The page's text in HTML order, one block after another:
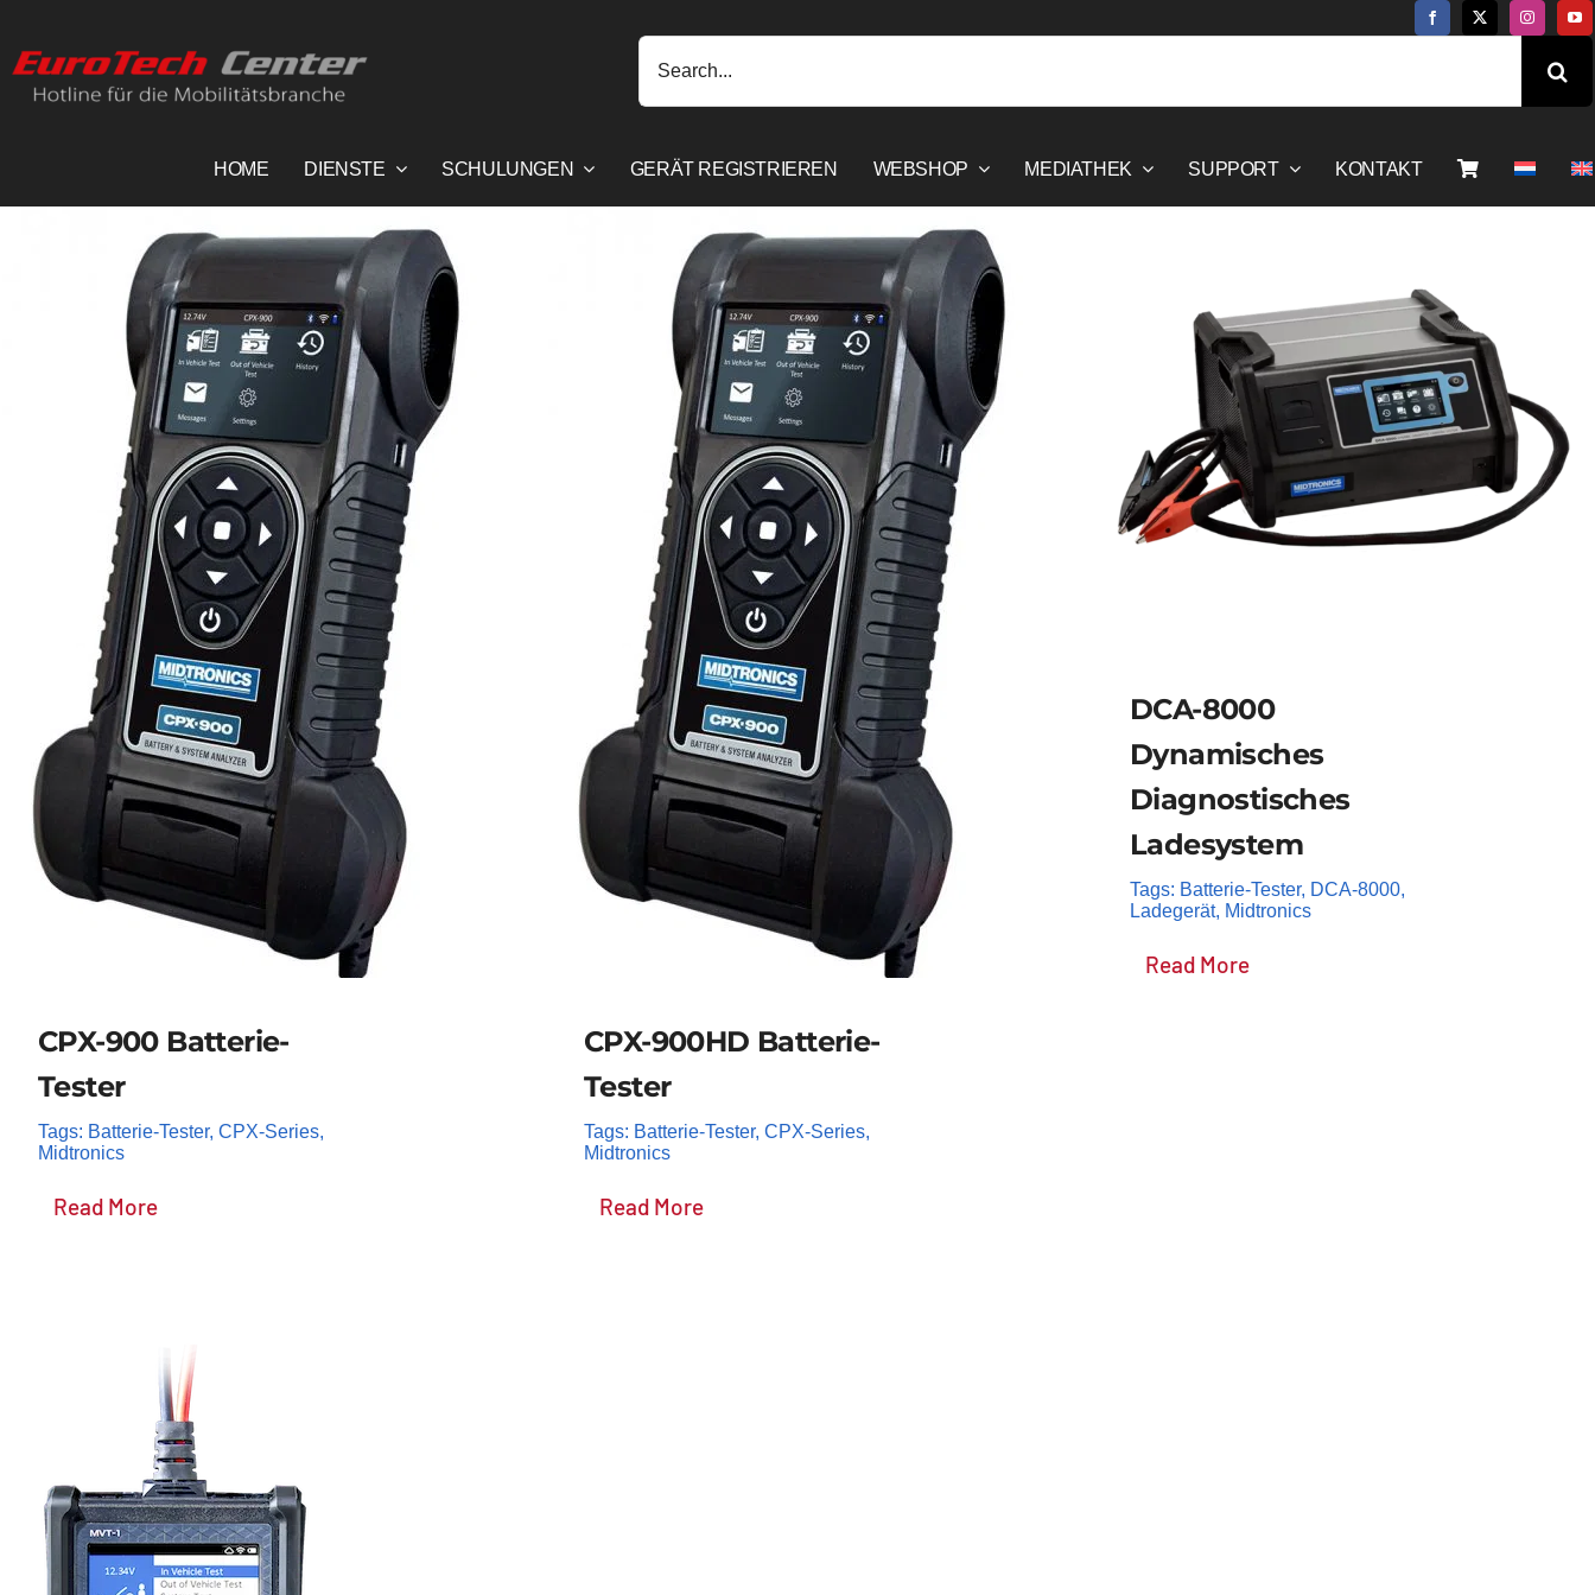
content
HOME DIENSTE SCHULUNGEN GERÄT REGISTRIEREN WEBSHOP MEDIATHEK SUPPORT KONTAKT
CPX-900 Batterie-
Tester
Tags: Batterie-Tester, CPX-Series,
Midtronics
Read More
CPX-900HD Batterie-
Tester
Tags: Batterie-Tester, CPX-Series,
Midtronics
Read More
DCA-8000
Dynamisches
Diagnostisches
Ladesystem
Tags: Batterie-Tester, DCA-8000,
Ladegerät, Midtronics
Read More